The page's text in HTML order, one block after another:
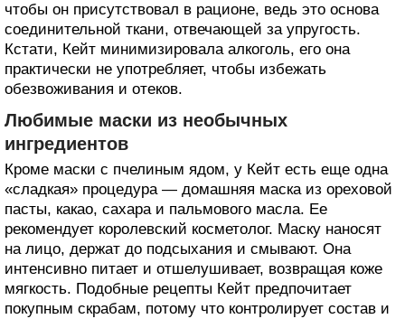
чтобы он присутствовал в рационе, ведь это основа
соединительной ткани, отвечающей за упругость.
Кстати, Кейт минимизировала алкоголь, его она
практически не употребляет, чтобы избежать
обезвоживания и отеков.
Любимые маски из необычных
ингредиентов
Кроме маски с пчелиным ядом, у Кейт есть еще одна
«сладкая» процедура — домашняя маска из ореховой
пасты, какао, сахара и пальмового масла. Ее
рекомендует королевский косметолог. Маску наносят
на лицо, держат до подсыхания и смывают. Она
интенсивно питает и отшелушивает, возвращая коже
мягкость. Подобные рецепты Кейт предпочитает
покупным скрабам, потому что контролирует состав и